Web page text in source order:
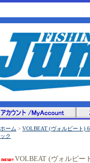
ホーム > VOLBEAT (ヴォルビート)
ック
VOLBEAT (ヴォルビー